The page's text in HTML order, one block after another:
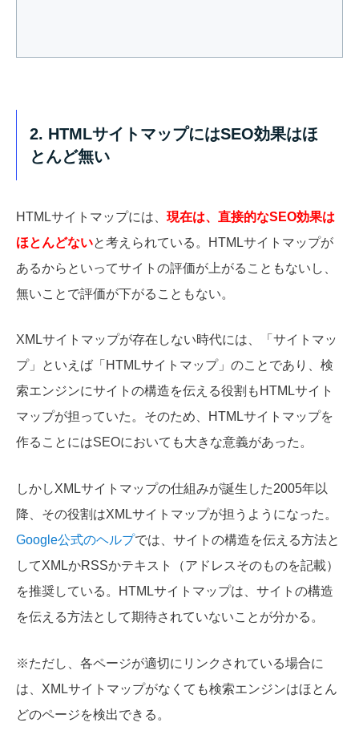
2. HTMLサイトマップにはSEO効果はほ
とんど無い
HTMLサイトマップには、 現在は、直接的なSEO効果は
ほとんどないと考えられている。HTMLサイトマップが
あるからといってサイトの評価が上がることもないし、
無いことで評価が下がることもない。
XMLサイトマップが存在しない時代には、「サイトマッ
プ」といえば「HTMLサイトマップ」のことであり、検
索エンジンにサイトの構造を伝える役割もHTMLサイト
マップが担っていた。そのため、HTMLサイトマップを
作ることにはSEOにおいても大きな意義があった。
しかしXMLサイトマップの仕組みが誕生した2005年以
降、その役割はXMLサイトマップが担うようになった。
Google公式のヘルプでは、サイトの構造を伝える方法と
してXMLかRSSかテキスト（アドレスそのものを記載）
を推奨している。HTMLサイトマップは、サイトの構造
を伝える方法として期待されていないことが分かる。
※ただし、各ページが適切にリンクされている場合に
は、XMLサイトマップがなくても検索エンジンはほとん
どのページを検出できる。